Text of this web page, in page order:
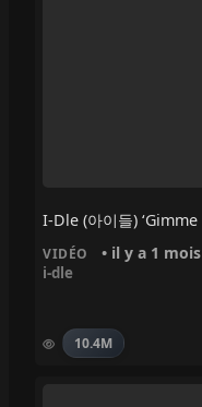
VIDÉO • il y a 1 mois
i-dle
10.4M